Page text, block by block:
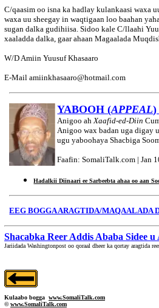
C/qaasim oo isna ka hadlay kulankaasi waxa
waxa uu sheegay in waqtigaan loo baahan
sugan dalka gudihiisa. Sidoo kale C/llaahi
xaaladda dalka, gaar ahaan Magaalada
W/D Amiin Yuusuf Khasaaro
E-Mail amiinkhasaaro@hotmail.com
YABOOH (APPEAL)
Anigoo ahXaafid-ed-Diin
Anigoo wax badan uga digay
ugu yaboohaya Shacbiga
Faafin: SomaliTalk.com | Jan
Hadalkii Diinaari ee Sarbeebta ahaa oo aan
EEG BOGGA ARAGTIDA/MAQAALADA
Shacabka Reer Addis Ababa Sidee
Jariidada Washingtonpost oo qoraal dheer ka qortay aragtida
Kulaabo bogga www.SomaliTalk.com
©www.SomaliTalk.com